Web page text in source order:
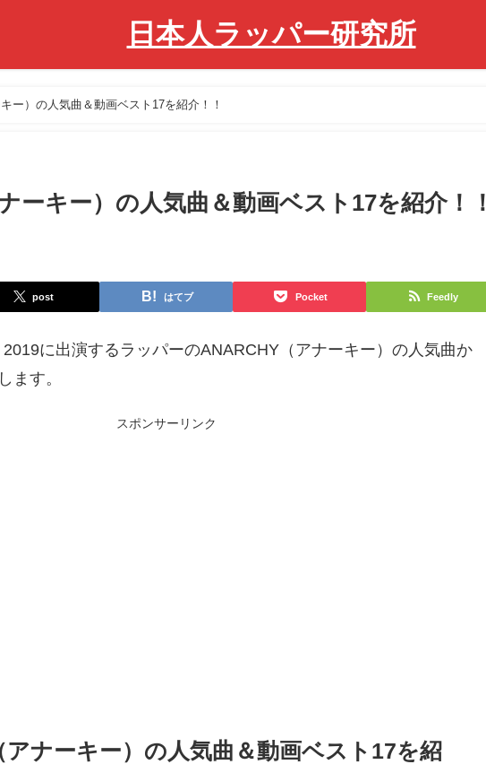
日本人ラッパー研究所
ー）の人気曲＆動画ベスト17を紹介！！
ーキー）の人気曲＆動画ベスト17を紹介！！
post はてブ Pocket Feedly
に出演するラッパーのANARCHY（アナーキー）の人気曲か
ます。
スポンサーリンク
アナーキー）の人気曲＆動画ベスト17を紹